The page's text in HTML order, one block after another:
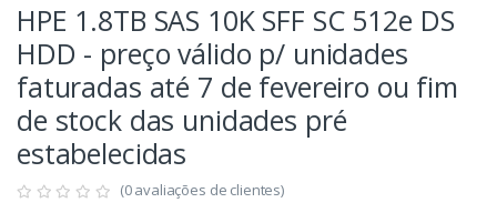
HPE 1.8TB SAS 10K SFF SC 512e DS
HDD - preço válido p/ unidades
faturadas até 7 de fevereiro ou fim
de stock das unidades pré
estabelecidas
(0 avaliações de clientes)